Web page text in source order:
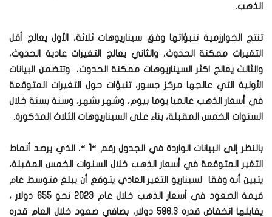
الذهب.
تنتج الخوارزمية تنبؤاتها وفق سيناريوهات ثلاثة، الأول يعالج أقل
التغيرات ممكنة الحدوث، والثاني يعالج التغيرات عادية الحدوث،
والثالث يعالج اكثر السيناريوهات ممكنة الحدوث، وتتضمن البيانات
الأولية التي عالجها مركز جسور، تنبؤات حول التغيرات المتوقعة
في أسعار الذهب عالميا يوما بيوم، وشهر بشهر، وسنة بسنة خلال
السنوات الخمس المقبلة، بناء على السيناريوهات الثلاث المذكورة.
بالنظر إلى البيانات الواردة في الجدول رقم “1 “، الذي يرصد أنماط
التغير المتوقعة في أسعار الذهب خلال السنوات الخمس المقبلة،
يتبين أنه وفقا لسيناريو التغير العادي يتوقع أن يبلغ متوسط عام
قيمة الصعود في أسعار الذهب خلال عام 2023 نحو 655 دولار ،
يقابلها انخفاض قدره 586.3 دولار، بصافي صعود خلال العام قدره